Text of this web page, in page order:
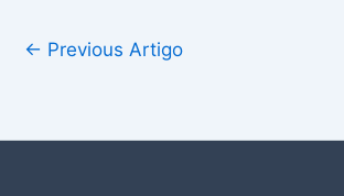
← Previous Artigo